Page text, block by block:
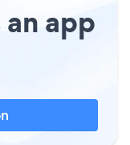
an app